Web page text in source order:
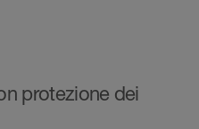
protezione dei